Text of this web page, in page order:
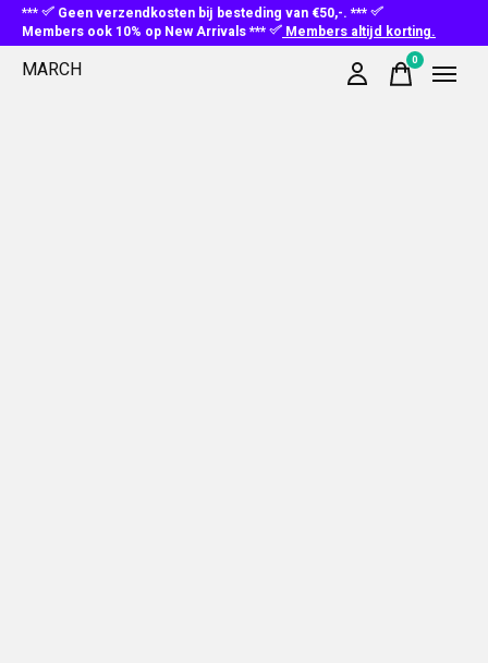
***
Geen verzendkosten bij besteding van €50,-. ***
Members ook 10% op New Arrivals ***
Members altijd korting.
MARCH 0items